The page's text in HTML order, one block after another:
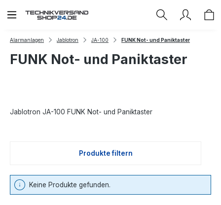
Zum Hauptinhalt springen
Alarmanlagen Jablotron JA-100 FUNK Not- und Paniktaster
FUNK Not- und Paniktaster
Jablotron JA-100 FUNK Not- und Paniktaster
Produkte filtern
Keine Produkte gefunden.